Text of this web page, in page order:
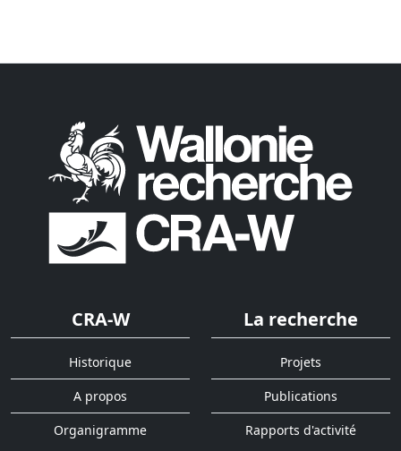
CRA-W
Historique
A propos
Organigramme
La recherche
Projets
Publications
Rapports d'activité